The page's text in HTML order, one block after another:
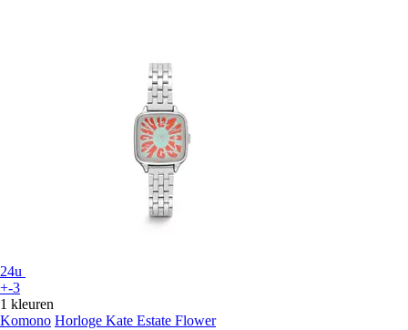
24u
+-3
1 kleuren
Komono Horloge Kate Estate Flower